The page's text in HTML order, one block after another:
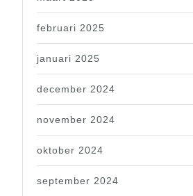
februari 2025
januari 2025
december 2024
november 2024
oktober 2024
september 2024